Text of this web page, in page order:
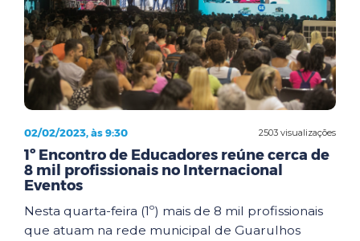
2503 visualizações
02/02/2023, às 9:30
1º Encontro de Educadores reúne cerca de
8 mil profissionais no Internacional
Eventos
Nesta quarta-feira (1º) mais de 8 mil profissionais
que atuam na rede municipal de Guarulhos